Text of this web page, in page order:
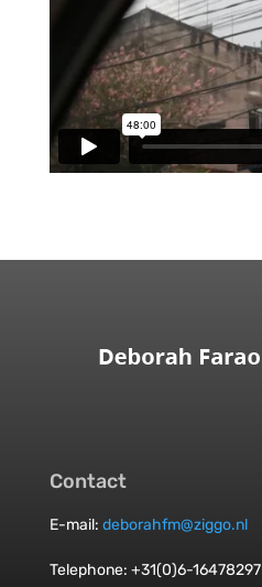
Contact
E-mail: deborahfm@ziggo.nl
Telephone: +31(0)6-16478297